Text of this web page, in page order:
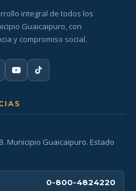
integral de todos los
Guaicaipuro, con
y compromiso social.
Municipio Guaicaipuro. Estado
0-800-4824220